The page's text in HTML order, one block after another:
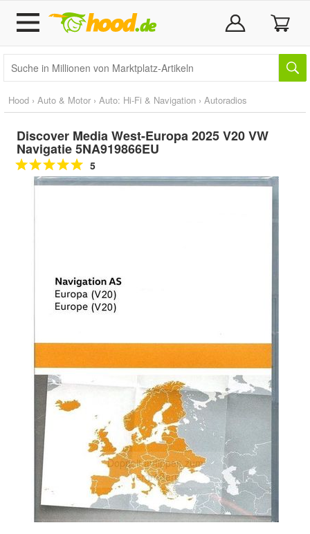
Hood › Auto & Motor › Auto: Hi-Fi & Navigation › Autoradios
Discover Media West-Europa 2025 V20 VW
Navigatie 5NA919866EU
5
Doppelt antippen zum
vergrößern